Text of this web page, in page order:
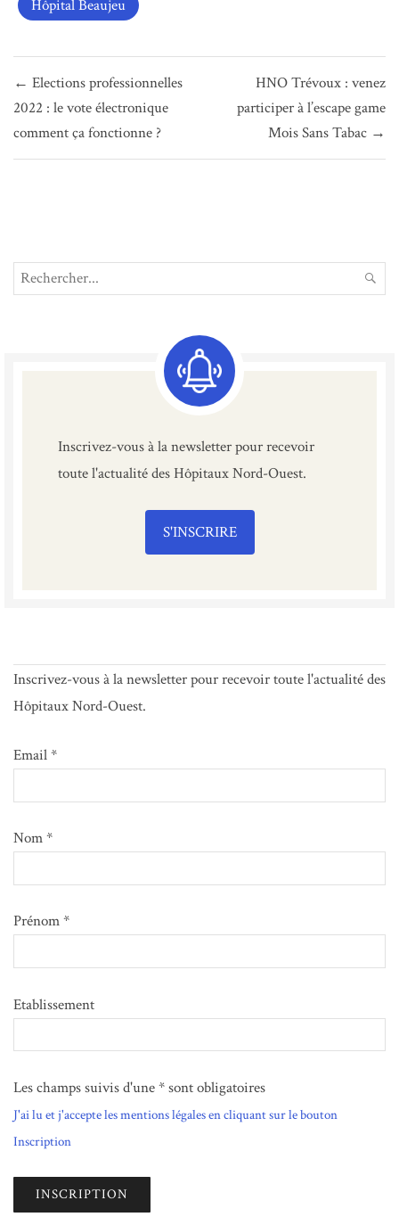
Hôpital Beaujeu
de
l’article
← Elections professionnelles
2022 : le vote électronique
comment ça fonctionne ?
HNO Trévoux : venez
participer à l’escape game
Mois Sans Tabac →
Search
for:
Inscrivez-vous à la newsletter pour recevoir
toute l'actualité des Hôpitaux Nord-Ouest.
S'INSCRIRE
Inscrivez-vous à la newsletter pour recevoir toute l'actualité des
Hôpitaux Nord-Ouest.
Email *
Nom *
Prénom *
Etablissement
Les champs suivis d'une * sont obligatoires
J'ai lu et j'accepte les mentions légales en cliquant sur le bouton
Inscription